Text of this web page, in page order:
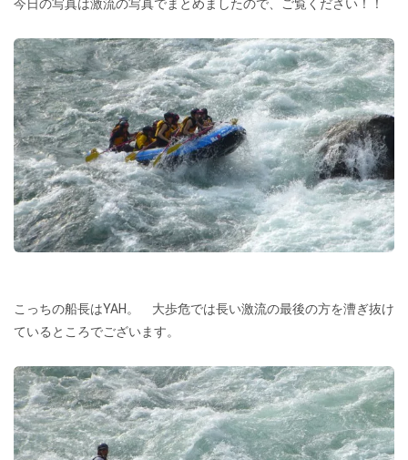
今日の写真は激流の写真でまとめましたので、ご覧ください！！
こっちの船長はYAH。 大歩危では長い激流の最後の方を漕ぎ抜け
ているところでございます。